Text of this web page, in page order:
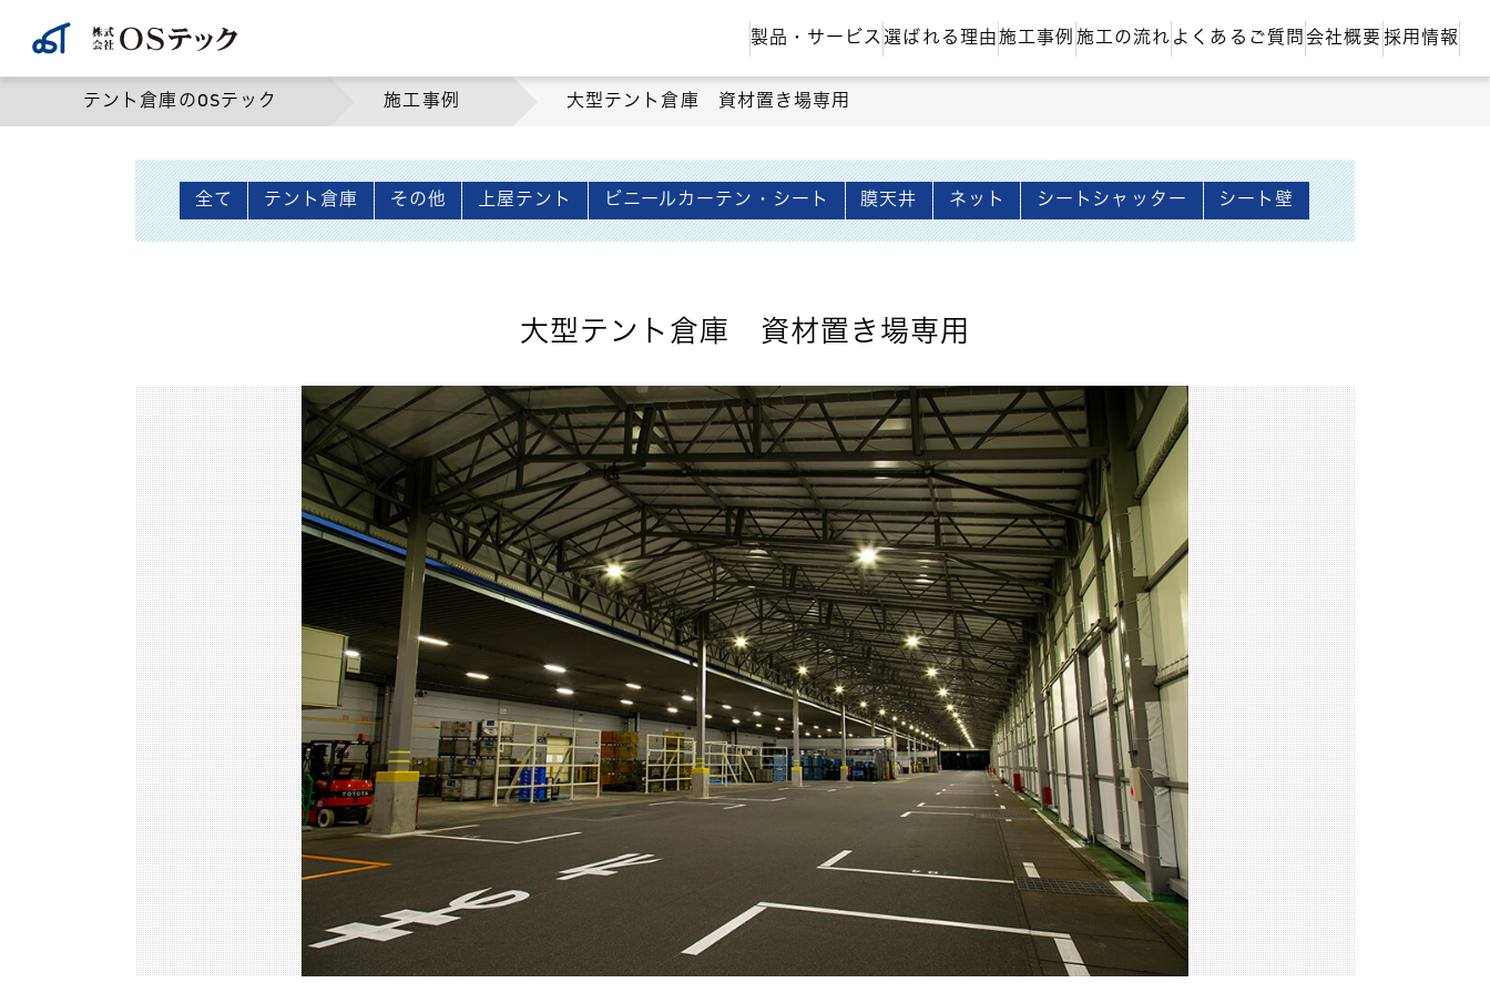
製品・サービス 選ばれる理由施工事例 施工の流れ よくあるご質問 会社概要 採用情報
テント倉庫のOSテック 施工事例 大型テント倉庫 資材置き場専用
全て テント倉庫 その他 上屋テント ビニールカーテン・シート 膜天井 ネット シートシャッター シート壁
大型テント倉庫 資材置き場専用